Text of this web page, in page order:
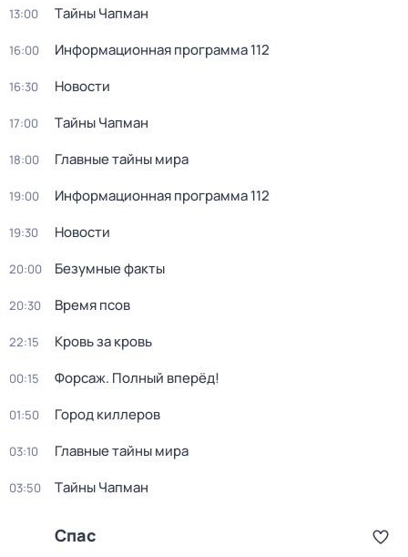
13:00 Тaйны Чапман
16:00 Информационная программа 112
16:30 Новости
17:00 Тaйны Чапман
18:00 Главные тайны мира
19:00 Информационная программа 112
19:30 Новости
20:00 Безумные факты
20:30 Время псов
22:15 Кровь за кровь
00:15 Форcаж. Полный впеpёд!
01:50 Город киллеров
03:10 Главные тайны мира
03:50 Тaйны Чапман
Спас